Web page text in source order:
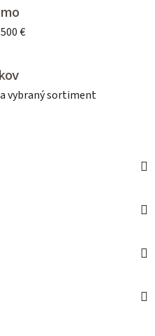
€
vybraný sortiment